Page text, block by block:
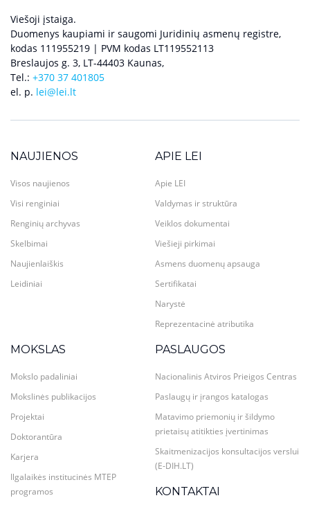
Viešoji įstaiga.
Duomenys kaupiami ir saugomi Juridinių asmenų registre,
kodas 111955219 | PVM kodas LT119552113
Breslaujos g. 3, LT-44403 Kaunas,
Tel.: +370 37 401805
el. p. lei@lei.lt
NAUJIENOS
Visos naujienos
Visi renginiai
Renginių archyvas
Skelbimai
Naujienlaiškis
Leidiniai
APIE LEI
Apie LEI
Valdymas ir struktūra
Veiklos dokumentai
Viešieji pirkimai
Asmens duomenų apsauga
Sertifikatai
Narystė
Reprezentacinė atributika
MOKSLAS
Mokslo padaliniai
Mokslinės publikacijos
Projektai
Doktorantūra
Karjera
Ilgalaikės institucinės MTEP
programos
PASLAUGOS
Nacionalinis Atviros Prieigos Centras
Paslaugų ir įrangos katalogas
Matavimo priemonių ir šildymo
prietaisų atitikties įvertinimas
Skaitmenizacijos konsultacijos verslui
(E-DIH.LT)
KONTAKTAI